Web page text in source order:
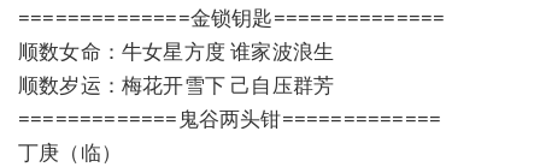
==============金锁钥匙==============
顺数女命：牛女星方度 谁家波浪生
顺数岁运：梅花开雪下 己自压群芳
=============鬼谷两头钳=============
丁庚（临）